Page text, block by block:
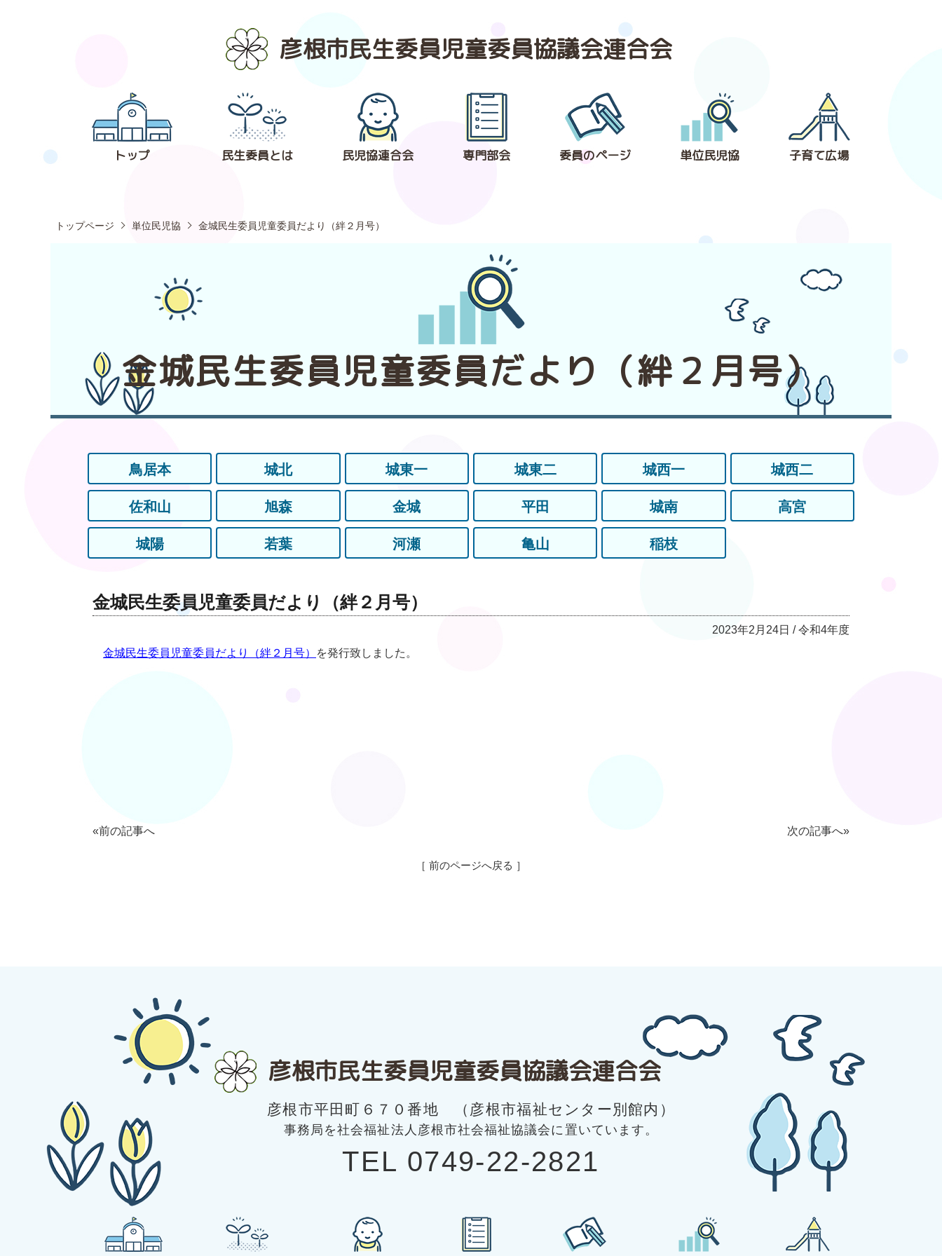
彦根市民生委員児童委員協議会連合会
トップ 民生委員とは 民児協連合会 専門部会 委員のページ 単位民児協 子育て広場
トップページ 単位民児協 金城民生委員児童委員だより（絆２月号）
金城民生委員児童委員だより（絆２月号）
鳥居本 城北 城東一 城東二 城西一 城西二
佐和山 旭森 金城 平田 城南 高宮
城陽 若葉 河瀬 亀山 稲枝
金城民生委員児童委員だより（絆２月号）
2023年2月24日 / 令和4年度
金城民生委員児童委員だより（絆２月号）
を発行致しました。
«前の記事へ 次の記事へ»
［ 前のページへ戻る ］
彦根市民生委員児童委員協議会連合会
彦根市平田町６７０番地 （彦根市福祉センター別館内）
事務局を社会福祉法人彦根市社会福祉協議会に置いています。
TEL 0749-22-2821